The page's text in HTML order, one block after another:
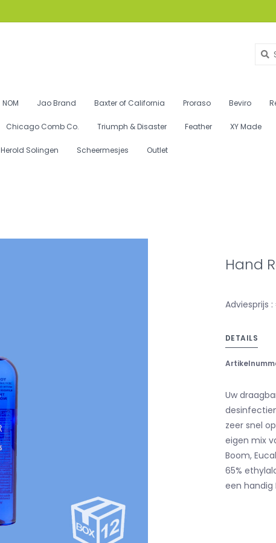
NOM Jao Brand Baxter of California Proraso Beviro
Chicago Comb Co. Triumph & Disaster Feather XY Made
Herold Solingen Scheermesjes Outlet
Hand
Adviesprijs :
DETAILS
Uw
zeer snel
eigen mix
Boom,
65%
een handig